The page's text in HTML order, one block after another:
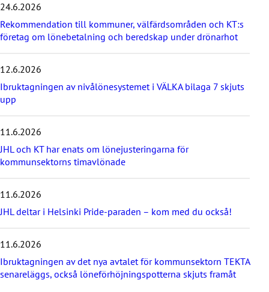
r
d
e
n
a
s
n
y
h
e
t
e
n
a
24.6.2026
Rekommendation till kommuner, välfärdsområden och KT:s
företag om lönebetalning och beredskap under drönarhot
12.6.2026
Ibruktagningen av nivålönesystemet i VÄLKA bilaga 7 skjuts
upp
11.6.2026
JHL och KT har enats om lönejusteringarna för
kommunsektorns timavlönade
11.6.2026
JHL deltar i Helsinki Pride-paraden – kom med du också!
11.6.2026
Ibruktagningen av det nya avtalet för kommunsektorn TEKTA
senareläggs, också löneförhöjningspotterna skjuts framåt